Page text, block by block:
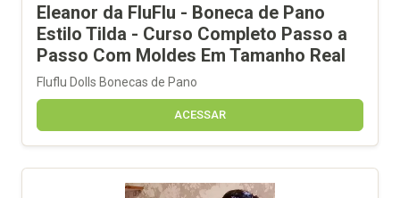
Eleanor da FluFlu - Boneca de Pano
Estilo Tilda - Curso Completo Passo a
Passo Com Moldes Em Tamanho Real
Fluflu Dolls Bonecas de Pano
ACESSAR